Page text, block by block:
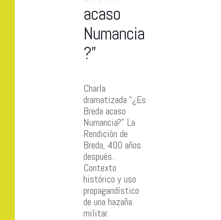
acaso
Numancia
?”
Charla
dramatizada “¿Es
Breda acaso
Numancia?” La
Rendición de
Breda, 400 años
después.
Contexto
histórico y uso
propagandístico
de una hazaña
militar.